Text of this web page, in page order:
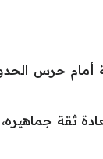
أمام حرس
ثقة